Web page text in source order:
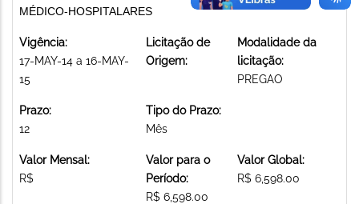
MÉDICO-HOSPITALARES
Vigência:
17-MAY-14 a 16-MAY-
15
Licitação de
Origem:
Modalidade da
licitação:
PREGAO
Prazo:
12
Tipo do Prazo:
Mês
Valor Mensal:
R$
Valor para o
Período:
R$ 6,598.00
Valor Global:
R$ 6,598.00